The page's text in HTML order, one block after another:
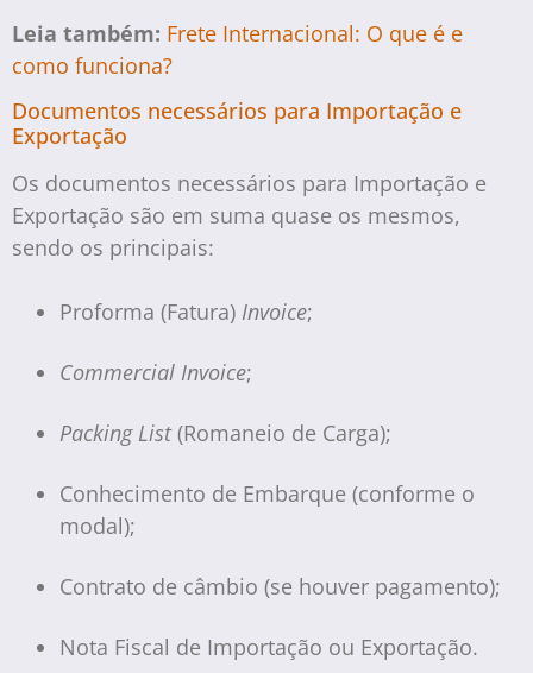
Leia também: Frete Internacional: O que é e
como funciona?
Documentos necessários para Importação e
Exportação
Os documentos necessários para Importação e
Exportação são em suma quase os mesmos,
sendo os principais:
Proforma (Fatura) Invoice;
Commercial Invoice;
Packing List(Romaneio de Carga);
Conhecimento de Embarque (conforme o
modal);
Contrato de câmbio (se houver pagamento);
Nota Fiscal de Importação ou Exportação.